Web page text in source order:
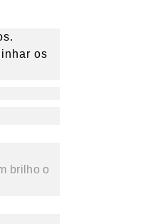
os
brilho o